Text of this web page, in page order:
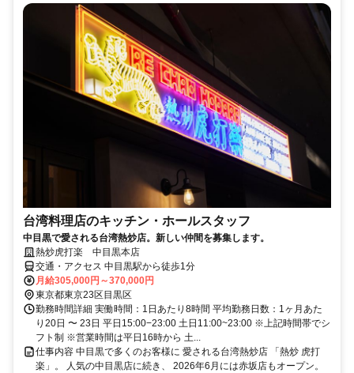
台湾料理店のキッチン・ホールスタッフ
中目黒で愛される台湾熱炒店。新しい仲間を募集します。
熱炒虎打楽 中目黒本店
交通・アクセス 中目黒駅から徒歩1分
月給305,000円～370,000円
東京都東京23区目黒区
勤務時間詳細 実働時間：1日あたり8時間 平均勤務日数：1ヶ月あた
り20日 〜 23日 平日15:00−23:00 土日11:00~23:00 ※上記時間帯でシ
フト制 ※営業時間は平日16時から 土...
仕事内容 中目黒で多くのお客様に 愛される台湾熱炒店 「熱炒 虎打
楽」。 人気の中目黒店に続き、 2026年6月には赤坂店もオープン。